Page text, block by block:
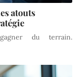
atouts
du terrain.